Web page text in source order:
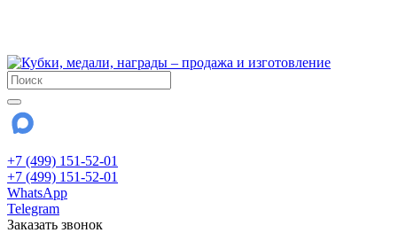
+7 (499) 151-52-01
+7 (499) 151-52-01
WhatsApp
Telegram
Заказать звонок